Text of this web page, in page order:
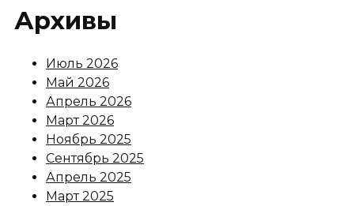
Архивы
Июль 2026
Май 2026
Апрель 2026
Март 2026
Ноябрь 2025
Сентябрь 2025
Апрель 2025
Март 2025